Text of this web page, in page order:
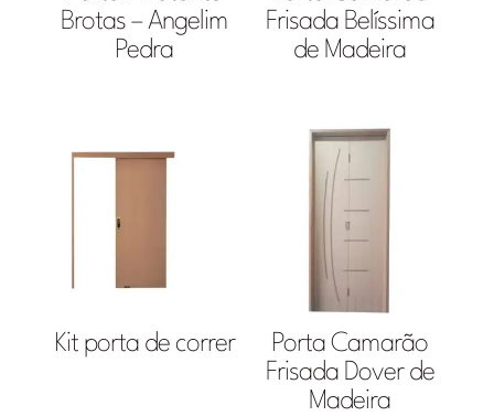
Brotas – Angelim
Pedra
Frisada Belíssima
de Madeira
Kit porta de correr
Porta Camarão
Frisada Dover de
Madeira